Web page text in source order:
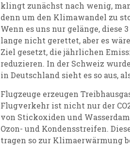
klingt zunächst nach wenig,
denn um den Klimawandel zu
Wenn es uns nur gelänge, diese
lange nicht gerettet, aber es
Ziel gesetzt, die jährlichen
reduzieren. In der Schweiz
in Deutschland sieht es so aus,
Flugzeuge erzeugen
Flugverkehr ist nicht nur der
von Stickoxiden und
Ozon- und Kondensstreifen.
tragen so zur Klimaerwärmung